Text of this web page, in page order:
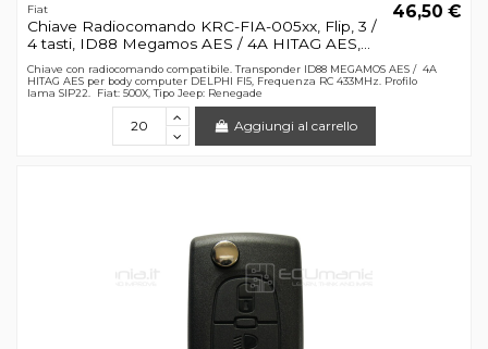
Fiat
Chiave Radiocomando KRC-FIA-005xx, Flip, 3 /
4 tasti, ID88 Megamos AES / 4A HITAG AES,...
46,50 €
Chiave con radiocomando compatibile. Transponder ID88 MEGAMOS AES / 4A
HITAG AES per body computer DELPHI FI5, Frequenza RC 433MHz. Profilo
lama SIP22. Fiat: 500X, Tipo Jeep: Renegade
Aggiungi al carrello